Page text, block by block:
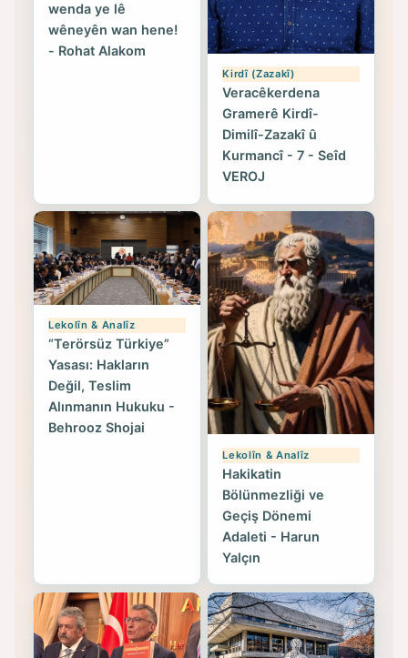
wenda ye lê
wêneyên wan hene!
- Rohat Alakom
Kirdî (Zazakî)
Veracêkerdena
Gramerê Kirdî-
Dimilî-Zazakî û
Kurmancî - 7 - Seîd
VEROJ
Lekolîn & Analîz
“Terörsüz Türkiye”
Yasası: Hakların
Değil, Teslim
Alınmanın Hukuku -
Behrooz Shojai
Lekolîn & Analîz
Hakikatin
Bölünmezliği ve
Geçiş Dönemi
Adaleti - Harun
Yalçın